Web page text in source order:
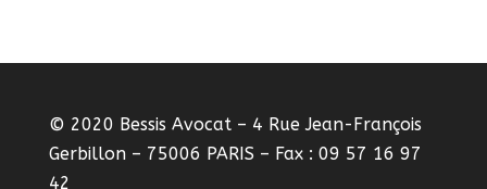
© 2020 Bessis Avocat – 4 Rue Jean-François
Gerbillon – 75006 PARIS – Fax : 09 57 16 97
42